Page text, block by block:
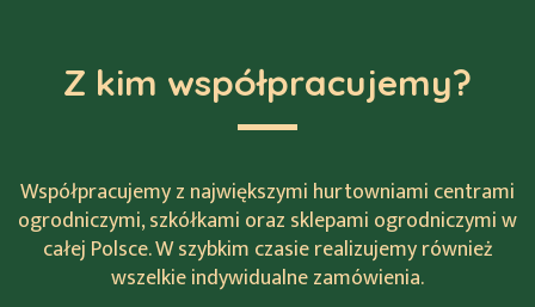
Z kim współpracujemy?
Współpracujemy z największymi hurtowniami centrami
ogrodniczymi, szkółkami oraz sklepami ogrodniczymi w
całej Polsce. W szybkim czasie realizujemy również
wszelkie indywidualne zamówienia.